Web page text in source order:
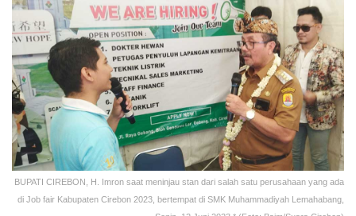
BUPATI CIREBON, H. Imron saat meninjau stan dari salah satu perusahaan yang ada
di Job fair Kabupaten Cirebon 2023, bertempat di SMK Muhammadiyah Lemahabang,